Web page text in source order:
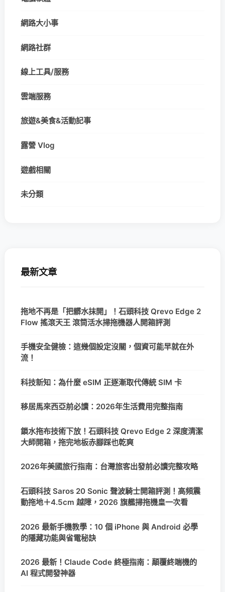
網路大小事
網路社群
線上工具/服務
雲端服務
旅遊&美食&活動記事
露營 Vlog
遊戲相關
未分類
最新文章
拖地不再是「把髒水抹開」！石頭科技 Qrevo Edge 2
Flow 搖滾天王 滾筒活水掃拖機器人開箱評測
手機安全健檢：這幾個設定沒關，個資可能早就在外
流！
科技新知：為什麼 eSIM 正逐漸取代傳統 SIM 卡
移居馬來西亞前必讀：2026年生活費用完整指南
鎖水拖布技術下放！石頭科技 Qrevo Edge 2 深度清潔
大師開箱，拖完地板赤腳踩也乾爽
2026年美國旅行指南：台灣旅客出發前必讀完整攻略
石頭科技 Saros 20 Sonic 聲波騎士開箱評測！高頻震
動拖地＋4.5cm 越障，2026 旗艦掃拖機皇一次看
2026 最新手機教學：10 個 iPhone 與 Android 必學
的隱藏功能與省電秘訣
2026 最新！Claude Code 終極指南：顛覆終端機的
AI 程式開發神器